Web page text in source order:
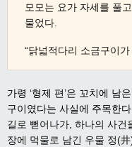
모모는 요가 자세를 풀
물었다.
“닭넓적다리 소금구이가
가령 ‘형제 편’은 꼬치에 남
구이였다는 사실에 주목한다.
길로 뻗어나가, 하나의 사건
장에 먹물로 남긴 우물 정(